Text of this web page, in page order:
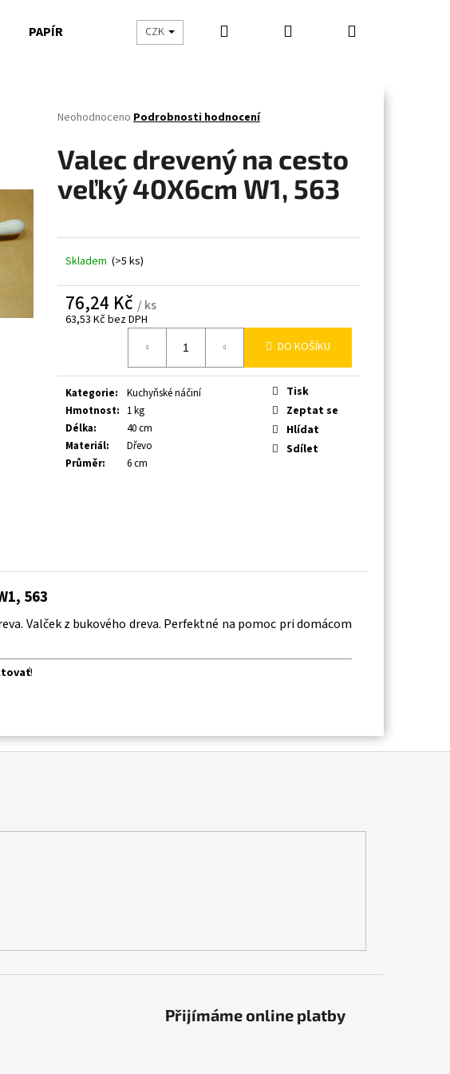
PAPÍR CHOVATELSKÉ POTŘEBY BYTOVÉ DOPLŇKY
CZK Hledat PřihlášeníNákupní
košík
Průměrné
produktu
je
z
Neohodnoceno Podrobnosti hodnocení
Valec drevený na cesto
veľký 40X6cm W1, 563
Skladem (>5 ks)
76,24 Kč / ks
63,53 Kč bez DPH
DO KOŠÍKU
Kategorie:
Kuchyňské náčiní
Hmotnost:
1 kg
Délka:
40 cm
Materiál:
Dřevo
Průměr: 6 cm
Tisk
Zeptat se
Hlídat
Sdílet
563
Valček z bukového dreva. Perfektné na pomoc pri domácom
!
Přijímáme online platby